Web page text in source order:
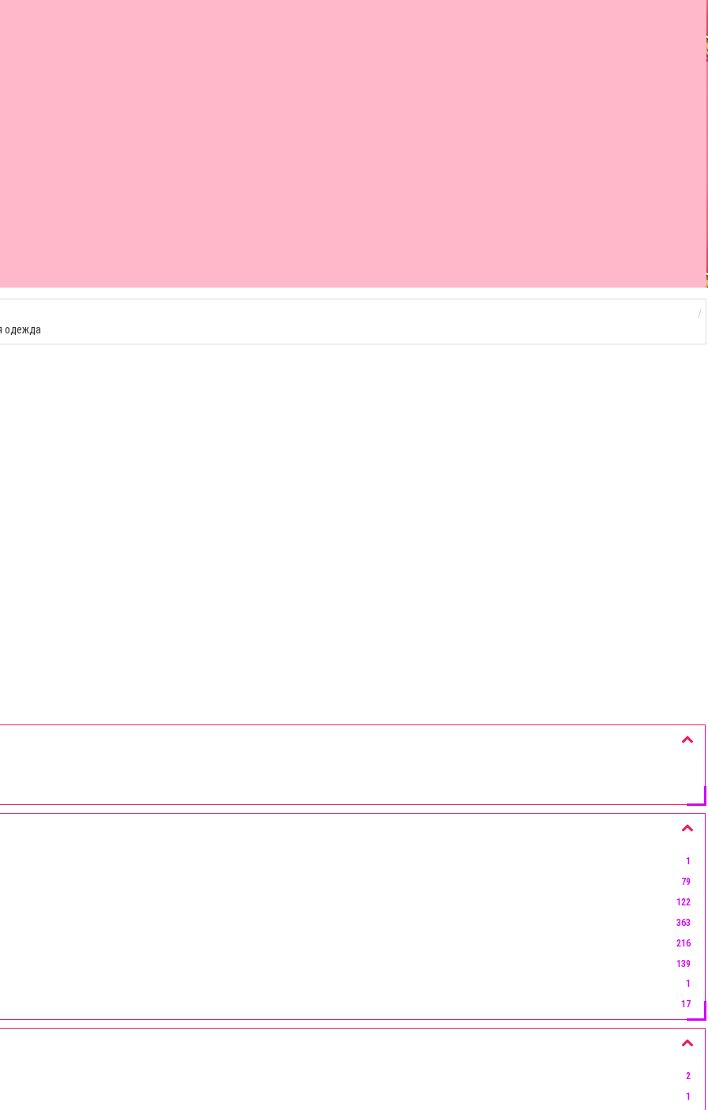
одежда
1
79
122
363
216
139
1
17
21
7
2
1